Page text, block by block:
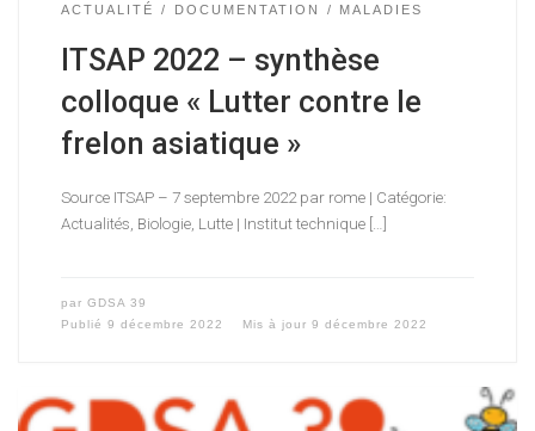
ACTUALITÉ DOCUMENTATION MALADIES
ITSAP 2022 – synthèse
colloque « Lutter contre le
frelon asiatique »
Source ITSAP – 7 septembre 2022 par rome | Catégorie:
Actualités, Biologie, Lutte | Institut technique […]
par GDSA 39
Publié 9 décembre 2022 Mis à jour 9 décembre 2022